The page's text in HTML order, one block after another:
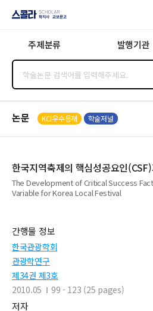
지사·교보문고
주제분류 발행기관
논문 KCI우수등재 학술저널
한국지역축제의 핵심성공요인
The Development of Critical Success
Variable for Korea Local Festival
간행물 정보
한국관광학회
관광학연구
제34권 제3호
2010.05
99 - 123 (25 pages)
저자